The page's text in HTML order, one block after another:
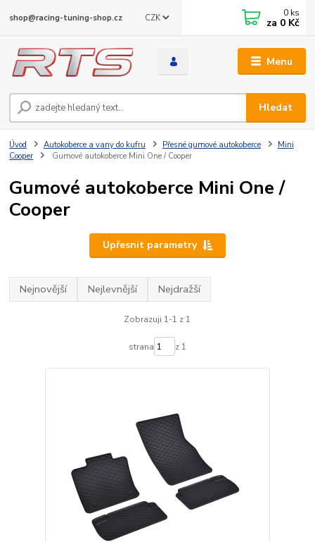
Menu
CZK
Hledat
shop@racing-tuning-shop.cz 0 ks
za 0 Kč
Úvod Autokoberce a vany do kufru Přesné gumové autokoberce
Mini
Cooper
Gumové autokoberce Mini One / Cooper
Gumové autokoberce Mini One /
Cooper
Upřesnit parametry
Nejnovější Nejlevnější Nejdražší
Zobrazuji 1-1 z 1
strana z 1